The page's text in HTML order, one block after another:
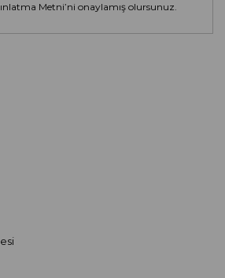
Metni’ni onaylamış olursunuz.